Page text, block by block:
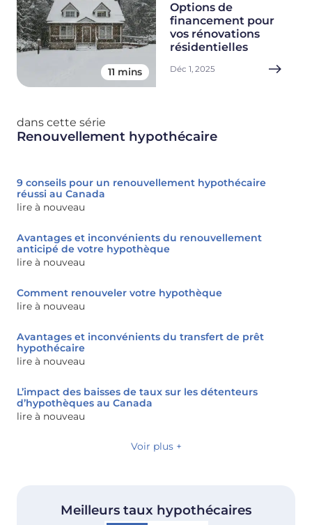
11 mins
Options de
financement pour
vos rénovations
résidentielles
Déc 1, 2025
dans cette série
Renouvellement hypothécaire
9 conseils pour un renouvellement hypothécaire
réussi au Canada
lire à nouveau
Avantages et inconvénients du renouvellement
anticipé de votre hypothèque
lire à nouveau
Comment renouveler votre hypothèque
lire à nouveau
Avantages et inconvénients du transfert de prêt
hypothécaire
lire à nouveau
L’impact des baisses de taux sur les détenteurs
d’hypothèques au Canada
lire à nouveau
Voir plus +
Meilleurs taux hypothécaires